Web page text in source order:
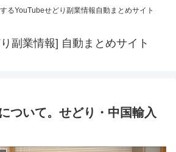
るYouTubeせどり副業情報自動まとめサイト
副業情報] 自動まとめサイト
ついて。せどり・中国輸入